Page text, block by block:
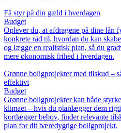
Få styr på din gæld i hverdagen
Budget
Oplever du, at afdragene på dine lån
konkrete råd til, hvordan du kan
og lægge en realistisk plan, så du
mere økonomisk frihed i hverdagen.
Grønne boligprojekter med tilskud –
effektivt
Budget
Grønne boligprojekter kan både
klimaet – hvis du planlægger dem
kortlægger behov, finder relevante
plan for dit bæredygtige boligprojekt.